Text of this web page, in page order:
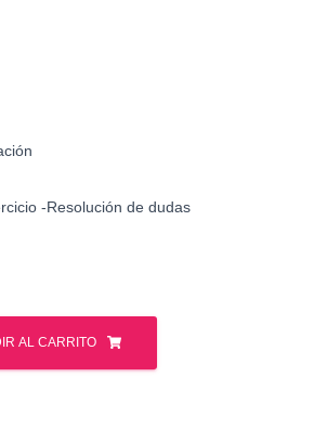
-Resolución de dudas
AL CARRITO